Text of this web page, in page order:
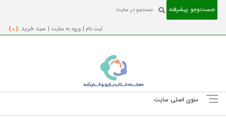
جست‌و‌جو پیشرفته
ثبت نام | ورود به سایت | سبد خرید ( 0 )
منوی اصلی سایت